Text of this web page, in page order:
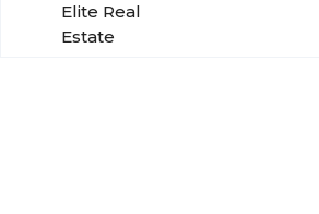
Elite Real
Estate